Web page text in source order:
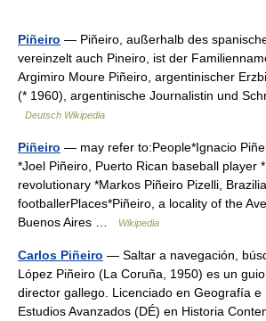
Piñeiro — Piñeiro, außerhalb des
vereinzelt auch Pineiro, ist der
Argimiro Moure Piñeiro, argentinischer
(* 1960), argentinische Journalistin und
Deutsch Wikipedia
Piñeiro — may refer to:People*Ignacio
*Joel Piñeiro, Puerto Rican baseball player
revolutionary *Markos Piñeiro Pizelli,
footballerPlaces*Piñeiro, a locality of the
Buenos Aires …
Wikipedia
Carlos Piñeiro — Saltar a navegación,
López Piñeiro (La Coruña, 1950) es un
director gallego. Licenciado en Geografía e
Estudios Avanzados (DÉ) en Historia